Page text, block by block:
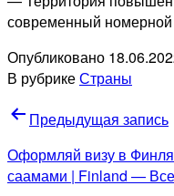
современный
Опубликовано
В рубрикеСтраны
Навигация
по
записям
Предыдущая запись
Оформляй визу в
саамами | Finland —